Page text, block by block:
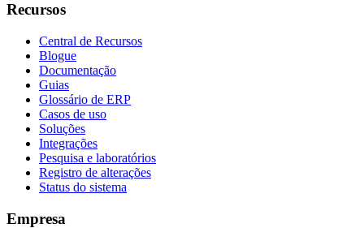
Recursos
Central de Recursos
Blogue
Documentação
Guias
Glossário de ERP
Casos de uso
Soluções
Integrações
Pesquisa e laboratórios
Registro de alterações
Status do sistema
Empresa